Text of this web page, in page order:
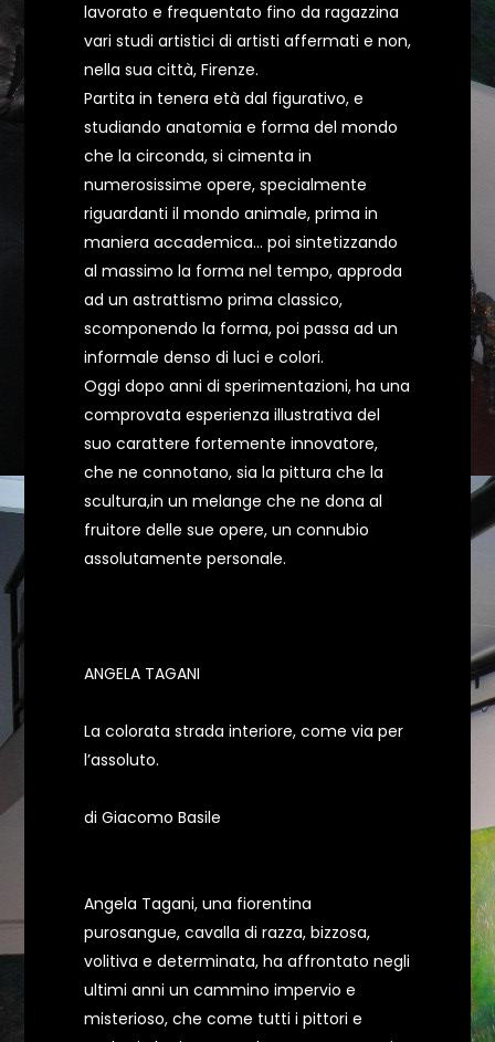
lavorato e frequentato fino da ragazzina
vari studi artistici di artisti affermati e non,
nella sua città, Firenze.
Partita in tenera età dal figurativo, e
studiando anatomia e forma del mondo
che la circonda, si cimenta in
numerosissime opere, specialmente
riguardanti il mondo animale, prima in
maniera accademica... poi sintetizzando
al massimo la forma nel tempo, approda
ad un astrattismo prima classico,
scomponendo la forma, poi passa ad un
informale denso di luci e colori.
Oggi dopo anni di sperimentazioni, ha una
comprovata esperienza illustrativa del
suo carattere fortemente innovatore,
che ne connotano, sia la pittura che la
scultura,in un melange che ne dona al
fruitore delle sue opere, un connubio
assolutamente personale.
ANGELA TAGANI
La colorata strada interiore, come via per
l’assoluto.
di Giacomo Basile
Angela Tagani, una fiorentina
purosangue, cavalla di razza, bizzosa,
volitiva e determinata, ha affrontato negli
ultimi anni un cammino impervio e
misterioso, che come tutti i pittori e